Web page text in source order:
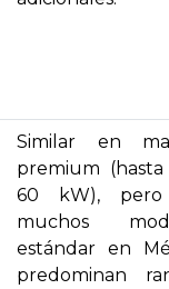
Similar en
premium (hasta
60 kW),
muchos
estándar en
predominan